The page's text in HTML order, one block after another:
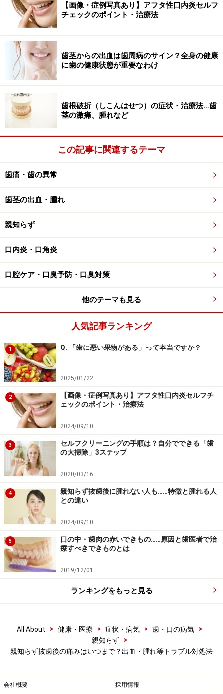
■ 腫れる
親知らずは、抜歯後の穴が大きく、粘膜を縫い合わせて
傷口を塞ぐ必要があることが多いため、内部の圧力が高
まるなどして腫れることがある。個人差が大きく、全く
腫れないこともある。1～2週間程度かけて少しずつ落ち
着くのが一般的。
■ 口が開かない
歯茎や頬の粘膜部分が腫れることがあり、腫れがあごの
関節の動きを妨げたりするため、だんだんあごが開きに
くくなる。安静にしていれば腫れの消失とともに次第に
開くようになる。
通常でも抜歯後2～3日は痛みが出ることがある。薬など
を服用して痛みを抑えるのが一般的だが、１週間程度痛
■ 縫合した糸が取れる
抜いた後に傷口を縫合した場合、通常1週間待って抜歯
する。しかし、1～2日目で縫った歯茎の部分が腫れて糸
が取れてしまうことも。この場合は縫い直さず、様子を
■ ドライソケット
抜いた後穴の内部の骨が、かさぶたの役割をする血の固
まりで十分に覆われない状態が続き痛みが長く続く。下
の親知らずの抜歯後、2～4％程度の人に起こるといわれ
ている。軟膏状の薬で保護したり、再び内部を刺激した
りして治癒に2～4週程度かかる。
傷口を綺麗にしておくために頻繁にうがいをしたり、抜
歯後の穴の内部を洗い流そうとすることは治癒を遅らせ
る恐れがあるので逆効果です。
■ 周囲が麻痺する
ごくまれに下の親知らずの抜歯の際に骨の内部の神経に
傷が入ることがあり、舌や顎が片側だけ麻痺することが
ある。一般的には抜歯の操作のミスより、はじめから親
知らずの根が湾曲し、神経を巻き込むように生えている
ため起こることが多い。回復までの時間は数日から数年
は歯の周囲の細菌が傷口から体に入り込み、血管を伝わ
って全身に流れていく可能性があります。そのため抗生
物質などは痛みが落ち着いても途中で止めることなくし
【画像・症例写真あり】アフタ性口内炎セルフ
チェックのポイント・治療法
歯茎からの出血は歯周病のサイン？全身の健康
に歯の健康状態が重要なわけ
歯根破折（しこんはせつ）の症状・治療法…歯
茎の激痛、腫れなど
この記事に関連するテーマ
歯痛・歯の異常
歯茎の出血・腫れ
親知らず
口内炎・口角炎
口腔ケア・口臭予防・口臭対策
他のテーマも見る
人気記事ランキング
1 Q. 「歯に悪い果物がある」って本当ですか？
2025/01/22
2
【画像・症例写真あり】アフタ性口内炎セルフチ
ェックのポイント・治療法
2024/09/10
3
セルフクリーニングの手順は？自分でできる「歯
の大掃除」3ステップ
2020/03/16
4
親知らず抜歯後に腫れない人も……特徴と腫れる人
との違い
2024/09/10
5
口の中・歯肉の赤いできもの……原因と歯医者で治
療すべきできものとは
2019/12/01
ランキングをもっと見る
All About > 健康・医療 > 症状・病気 > 歯・口の病気
>
親知らず
>
親知らず抜歯後の痛みはいつまで？出血・腫れ等トラブル対処法
会社概要 採用情報